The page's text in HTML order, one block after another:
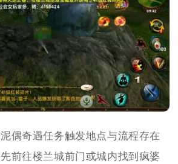
偶奇遇任务触发地点与流程存在
前往楼兰城前门或城内找到疯婆